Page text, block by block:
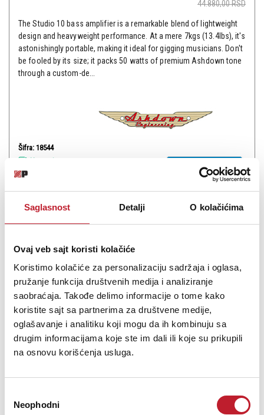
Saglasnost Detalji O kolačićima
Ovaj veb sajt koristi kolačiće
Koristimo kolačiće za personalizaciju sadržaja i oglasa,
pružanje funkcija društvenih medija i analiziranje
saobraćaja. Takođe delimo informacije o tome kako
koristite sajt sa partnerima za društvene medije,
oglašavanje i analitiku koji mogu da ih kombinuju sa
drugim informacijama koje ste im dali ili koje su prikupili
na osnovu korišćenja usluga.
сагласности
Neophodni
44.880,00RSD
The Studio 10 bass amplifier is a remarkable blend of lightweight
design and heavyweight performance. At a mere 7kgs (13.4lbs), it's
astonishingly portable, making it ideal for gigging musicians. Don't
be fooled by its size; it packs 50 watts of premium Ashdown tone
through a custom-de...
Šifra: 18544
Na stanju
DODAJ U KORPU
Arturia PolyBrute - Sintisajzer
-Sintisajzeri
ANALOGNI MORPHING POLISINTPolyBrute je više od sintisajzera - to